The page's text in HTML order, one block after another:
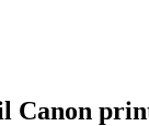
Canon